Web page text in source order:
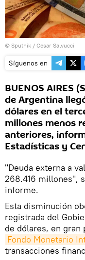
© Sputnik / Cesar Salvucci
Síguenos en
BUENOS AIRES
de Argentina
dólares en el
millones menos
anteriores,
Estadísticas y
"Deuda externa a
268.416 millones",
informe.
Esta disminución
registrada del
de dólares, en gran
Fondo Monetario
transacciones